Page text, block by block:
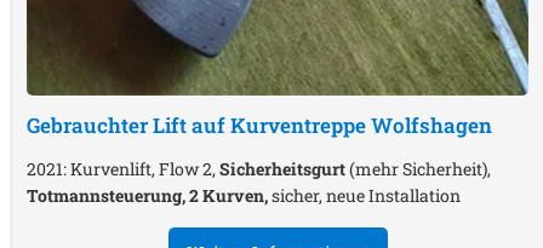
Gebrauchter Lift auf KurventreppeWolfshagen
2021: Kurvenlift, Flow 2, Sicherheitsgurt(mehr Sicherheit),
Totmannsteuerung, 2 Kurven,sicher, neue Installation